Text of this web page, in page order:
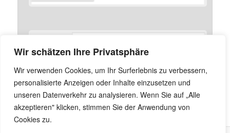
Wir schätzen Ihre Privatsphäre
Wir verwenden Cookies, um Ihr Surferlebnis zu verbessern,
personalisierte Anzeigen oder Inhalte einzusetzen und
unseren Datenverkehr zu analysieren. Wenn Sie auf „Alle
akzeptieren" klicken, stimmen Sie der Anwendung von
Cookies zu.
Name, E-Mail-Adresse und Website in diesem Browser
für meinen nächsten Kommentar speichern.